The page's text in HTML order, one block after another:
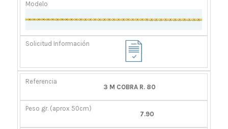
3 M COBRA R. 80
7.90